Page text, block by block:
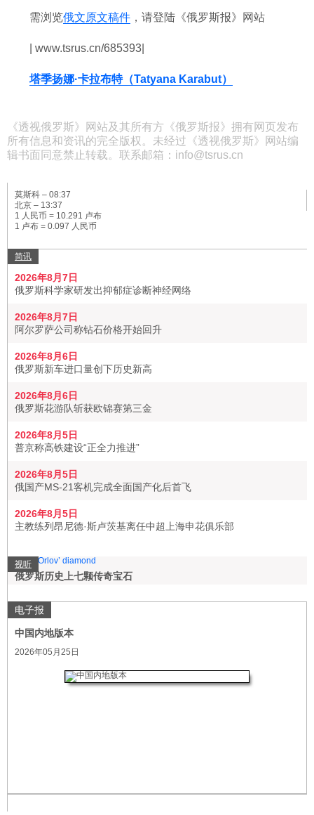
需浏览俄文原文稿件 ，请登陆《俄罗斯报》网站
| www.tsrus.cn/685393|
塔季扬娜·卡拉布特（Tatyana Karabut）
《透视俄罗斯》网站及其所有方《俄罗斯报》拥有网页发布
所有信息和资讯的完全版权。未经过《透视俄罗斯》网站编
辑书面同意禁止转载。联系邮箱：info@tsrus.cn
莫斯科 – 08:37
北京 – 13:37
1 人民币 = 10.291 卢布
1 卢布 = 0.097 人民币
简讯
2026年8月7日
俄罗斯科学家研发出抑郁症诊断神经网络
2026年8月7日
阿尔罗萨公司称钻石价格开始回升
2026年8月6日
俄罗斯新车进口量创下历史新高
2026年8月6日
俄罗斯花游队斩获欧锦赛第三金
2026年8月5日
普京称高铁建设“正全力推进”
2026年8月5日
俄国产MS-21客机完成全面国产化后首飞
2026年8月5日
主教练列昂尼德·斯卢茨基离任中超上海申花俱乐部
视听
俄罗斯历史上七颗传奇宝石
电子报
中国内地版本
2026年05月25日